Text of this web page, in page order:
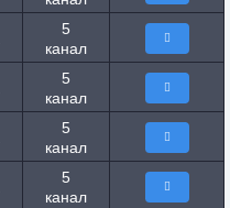
5
канал
5
канал
5
канал
5
канал